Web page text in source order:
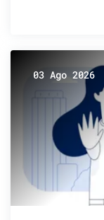
03 Ago 2026